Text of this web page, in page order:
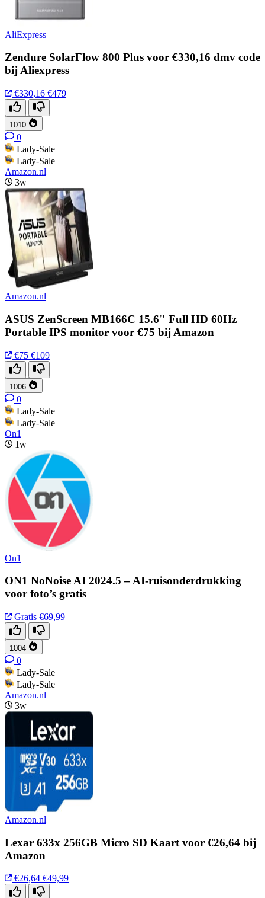
AliExpress
Zendure SolarFlow 800 Plus voor €330,16 dmv code
bij Aliexpress
€330,16 €479
1010
0
Lady-Sale
Lady-Sale
Amazon.nl
3w
Amazon.nl
ASUS ZenScreen MB166C 15.6" Full HD 60Hz
Portable IPS monitor voor €75 bij Amazon
€75 €109
1006
0
Lady-Sale
Lady-Sale
On1
1w
On1
ON1 NoNoise AI 2024.5 – AI-ruisonderdrukking
voor foto’s gratis
Gratis €69,99
1004
0
Lady-Sale
Lady-Sale
Amazon.nl
3w
Amazon.nl
Lexar 633x 256GB Micro SD Kaart voor €26,64 bij
Amazon
€26,64 €49,99